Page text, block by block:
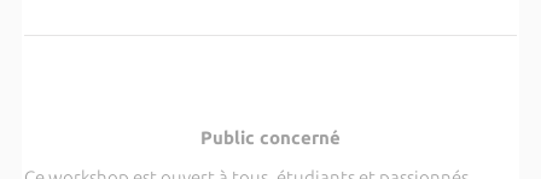
Public concerné